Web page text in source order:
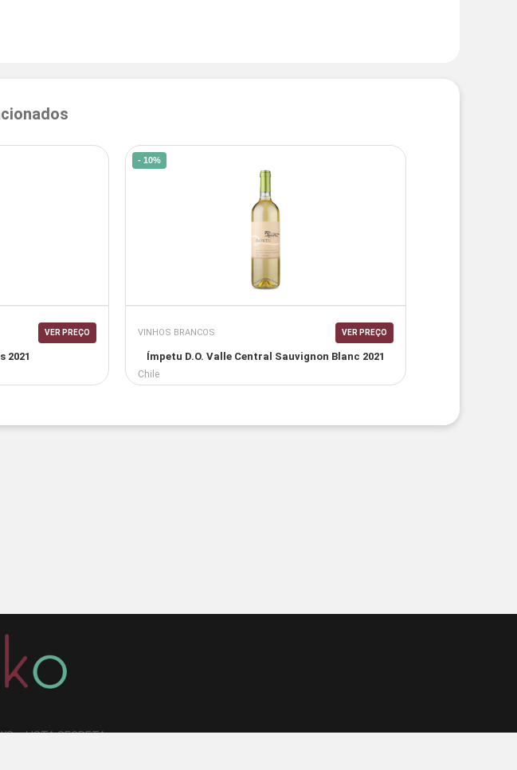
VER PREÇO
2021
- 10%
VINHOS BRANCOS VER PREÇO
Ímpetu D.O. Valle Central Sauvignon Blanc 2021
Chile
LISTA SECRETA